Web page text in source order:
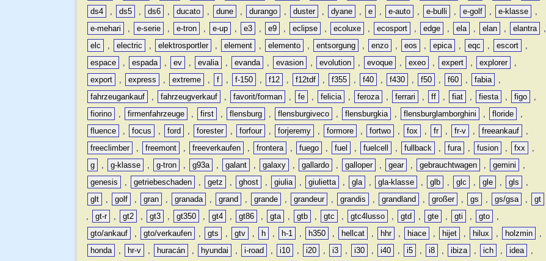
ds4
, ds5 , ds6 , ducato , dune , durango , duster , dyane , e , e-auto , e-bulli , e-golf , e-klasse
,
e-mehari
, e-serie , e-tron , e-up , e3 , e9 , eclipse , ecoluxe , ecosport , edge , ela , elan , elantra
,
elc
, electric , elektrosportler , element , elemento , entsorgung , enzo , eos , epica , eqc , escort
,
espace
, espada , ev , evalia , evanda , evasion , evolution , evoque , exeo , expert , explorer
,
export
, express , extreme , f , f-150 , f12 , f12tdf , f355 , f40 , f430 , f50 , f60 , fabia
,
fahrzeugankauf
, fahrzeugverkauf , favorit/forman , fe , felicia , feroza , ferrari , ff , fiat , fiesta , figo
,
fiorino
, firmenfahrzeuge , first , flensburg , flensburgiveco , flensburgkia , flensburglamborghini , floride
,
fluence
, focus , ford , forester , forfour , forjeremy , formore , fortwo , fox , fr , fr-v , freeankauf
,
freeclimber
, freemont , freeverkaufen , frontera , fuego , fuel , fuelcell , fullback , fura , fusion , fxx
,
g
, g-klasse , g-tron , g93a , galant , galaxy , gallardo , galloper , gear , gebrauchtwagen , gemini
,
genesis
, getriebeschaden , getz , ghost , giulia , giulietta , gla , gla-klasse , glb , glc , gle , gls
,
glt
, golf , gran , granada , grand , grande , grandeur , grandis , grandland , großer , gs , gs/gsa ,
gt
,
gt-r , gt2 , gt3 , gt350 , gt4 , gt86 , gta , gtb , gtc , gtc4lusso , gtd , gte , gti , gto
,
gto/ankauf
, gto/verkaufen , gts , gtv , h , h-1 , h350 , hellcat , hhr , hiace , hijet , hilux , holzmin
,
honda
, hr-v , huracán , hyundai , i-road , i10 , i20 , i3 , i30 , i40 , i5 , i8 , ibiza , ich , idea
,